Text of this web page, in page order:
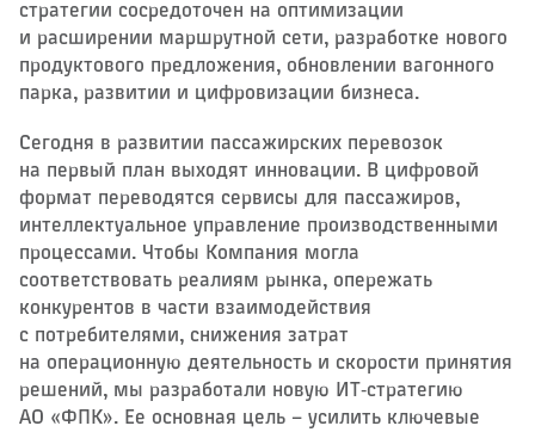
стратегии сосредоточен на оптимизации
и расширении маршрутной сети, разработке нового
продуктового предложения, обновлении вагонного
парка, развитии и цифровизации бизнеса.
Сегодня в развитии пассажирских перевозок
на первый план выходят инновации. В цифровой
формат переводятся сервисы для пассажиров,
интеллектуальное управление производственными
процессами. Чтобы Компания могла
соответствовать реалиям рынка, опережать
конкурентов в части взаимодействия
с потребителями, снижения затрат
на операционную деятельность и скорости принятия
решений, мы разработали новую ИТ‑стратегию
АО «ФПК». Ее основная цель – ​усилить ключевые